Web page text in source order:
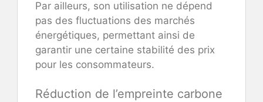
Par ailleurs, son utilisation ne dépend
pas des fluctuations des marchés
énergétiques, permettant ainsi de
garantir une certaine stabilité des prix
pour les consommateurs.
Réduction de l’empreinte carbone